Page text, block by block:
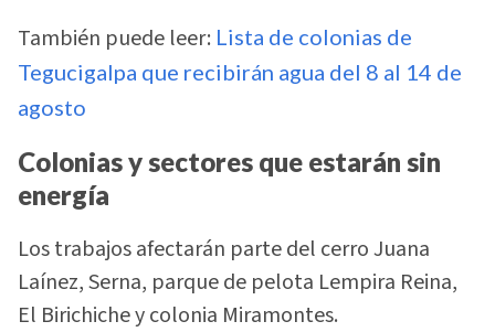
También puede leer: Lista de colonias de
Tegucigalpa que recibirán agua del 8 al 14 de
agosto
Colonias y sectores que estarán sin
energía
Los trabajos afectarán parte del cerro Juana
Laínez, Serna, parque de pelota Lempira Reina,
El Birichiche y colonia Miramontes.